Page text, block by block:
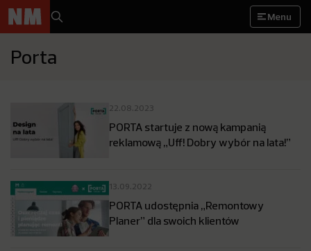
Menu
Porta
22.08.2023
PORTA startuje z nową kampanią
reklamową „Uff! Dobry wybór na lata!”
13.09.2022
PORTA udostępnia „Remontowy
Planer” dla swoich klientów